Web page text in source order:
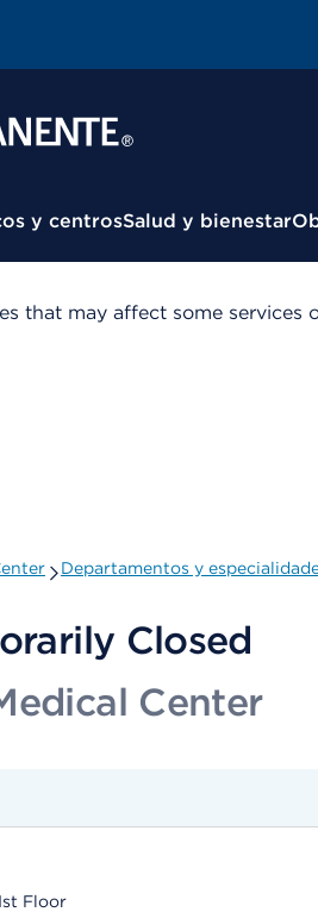
y centrosSalud y bienestar
that may affect some
Departamentos y
Closed
Center
Floor